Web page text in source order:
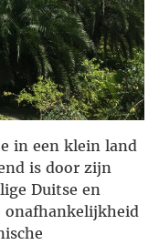
in een klein land
is door zijn
Duitse en
onafhankelijkheid